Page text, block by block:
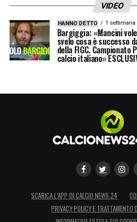
VIDEO
HANNO DETTO 1 settimana
Bargiggia: «Mancini
svelo cosa è successo
della FIGC. Campionato
calcio italiano»
SCARICA L’APP DI CALCIO NEWS 24
PRIVACY POLICY E TRATTAMENTO